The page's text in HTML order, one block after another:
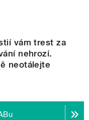
vám trest za
nehrozí.
neotálejte